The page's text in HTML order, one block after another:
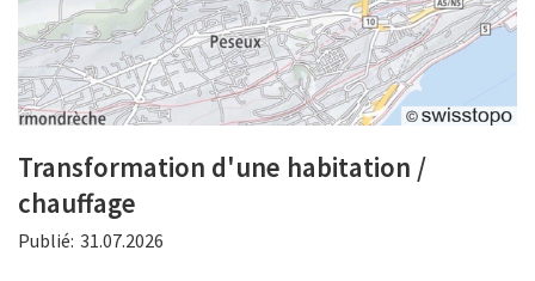
Transformation d'une habitation /
chauffage
Publié: 31.07.2026